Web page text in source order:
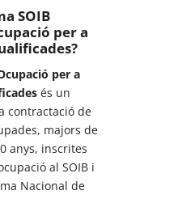
SOIB
per a
per a
és un
contractació de
majors de
anys, inscrites
al SOIB i
Nacional de